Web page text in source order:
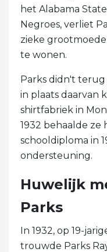
het Alabama
Negroes, verliet
zieke
te wonen.
Parks didn't terug
in plaats daarvan
shirtfabriek in
1932 behaalde ze
schooldiploma in
ondersteuning.
Huwelijk
Parks
In 1932, op 19-
trouwde Parks